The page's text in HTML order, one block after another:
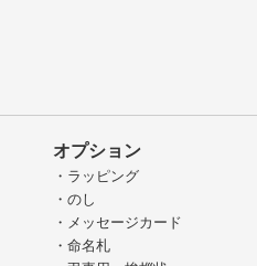
オプション
・ラッピング
・のし
・メッセージカード
・命名札